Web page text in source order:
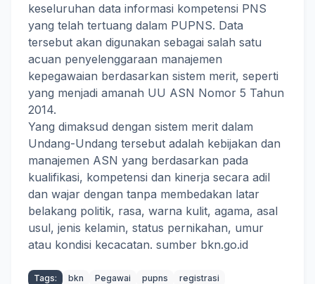
keseluruhan data informasi kompetensi PNS
yang telah tertuang dalam PUPNS. Data
tersebut akan digunakan sebagai salah satu
acuan penyelenggaraan manajemen
kepegawaian berdasarkan sistem merit, seperti
yang menjadi amanah UU ASN Nomor 5 Tahun
2014.
Yang dimaksud dengan sistem merit dalam
Undang-Undang tersebut adalah kebijakan dan
manajemen ASN yang berdasarkan pada
kualifikasi, kompetensi dan kinerja secara adil
dan wajar dengan tanpa membedakan latar
belakang politik, rasa, warna kulit, agama, asal
usul, jenis kelamin, status pernikahan, umur
atau kondisi kecacatan. sumber bkn.go.id
Tags: bkn Pegawai pupns registrasi